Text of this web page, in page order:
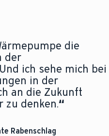
die
der
ich sehe mich bei
in der
an die Zukunft
zu denken.“
Rabenschlag